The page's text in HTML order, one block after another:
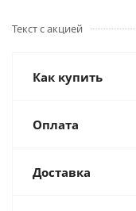
Текст с акцией
Как купить
Оплата
Доставка